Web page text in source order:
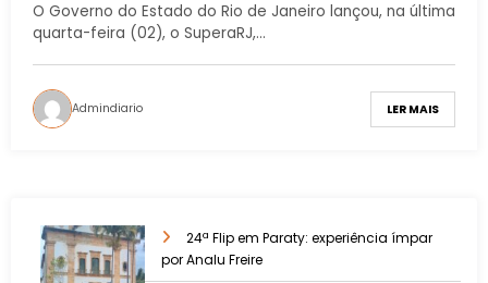
O Governo do Estado do Rio de Janeiro lançou, na última
quarta-feira (02), o SuperaRJ,…
Admindiario LER MAIS
24ª Flip em Paraty: experiência ímpar
por Analu Freire